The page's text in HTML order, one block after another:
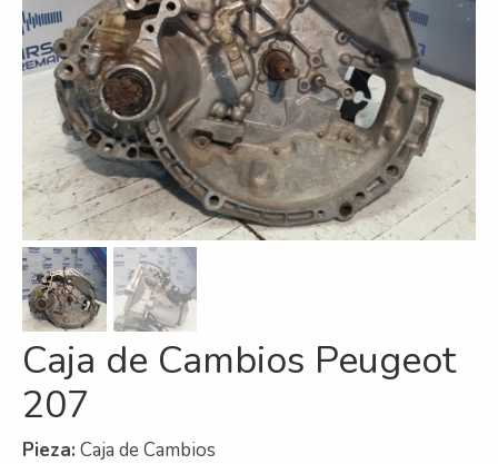
Refrigeración
Servicios
A campo
Comercial y Servicios
Desarmadero
Generación
Inyección
Mecanizado
Reman
Caja de Cambios Peugeot
207
Pieza: Caja de Cambios